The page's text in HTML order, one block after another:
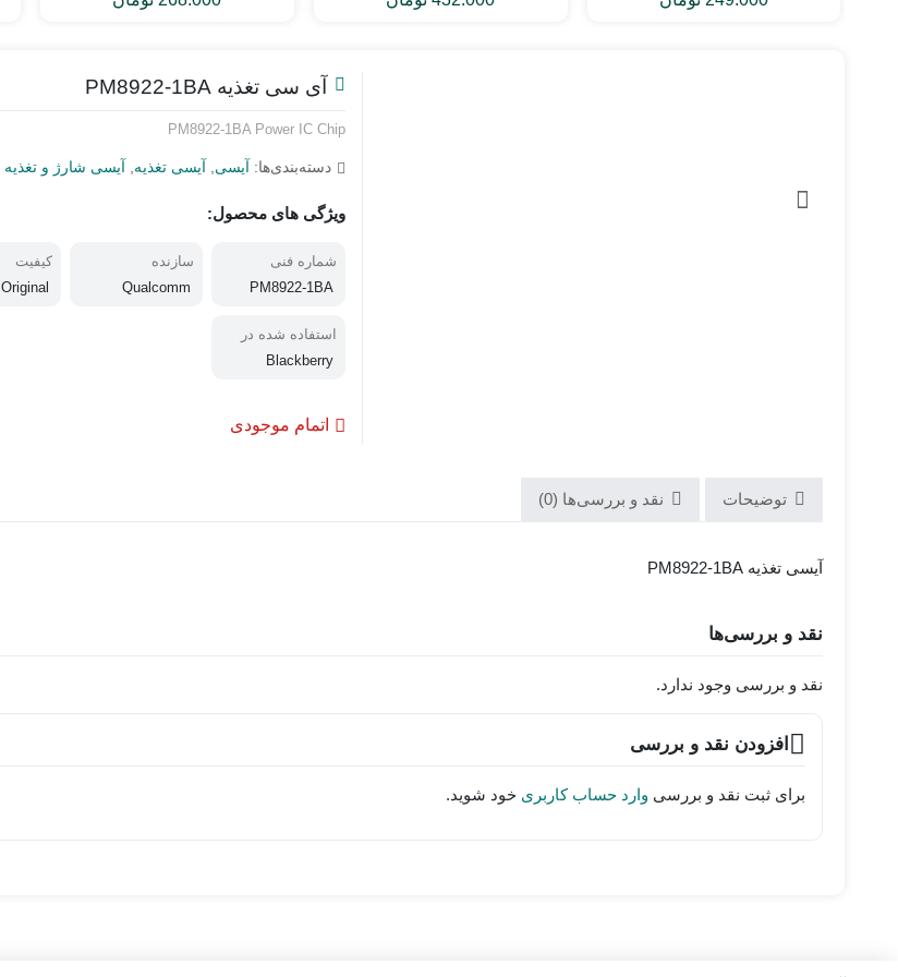
آی سی تغذیه PM8922-1BA
PM8922-1BA Power IC Chip
دسته‌بندی‌ها: آیسی آیسی تغذیه آیسی شارژ و تغذیه
ویژگی های محصول:
شماره فنی
PM8922-1BA
سازنده
Qualcomm
کیفیت
Original
استفاده شده در
Blackberry
اتمام موجودی
توضیحات نقد و بررسی‌ها (0)
آیسی تغذیه PM8922-1BA
نقد و بررسی‌ها
نقد و بررسی وجود ندارد.
افزودن نقد و بررسی
برای ثبت نقد و بررسی وارد حساب کاربری خود شوید.